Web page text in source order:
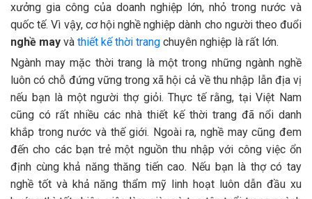
xưởng gia công của doanh nghiệp lớn, nhỏ trong nước và
quốc tế. Vì vậy, cơ hội nghề nghiệp dành cho người theo đuổi
nghề may và thiết kế thời trang chuyên nghiệp là rất lớn.
Ngành may mặc thời trang là một trong những ngành nghề
luôn có chỗ đứng vững trong xã hội cả về thu nhập lẫn địa vị
nếu bạn là một người thợ giỏi. Thực tế rằng, tại Việt Nam
cũng có rất nhiều các nhà thiết kế thời trang đã nổi danh
khắp trong nước và thế giới. Ngoài ra, nghề may cũng đem
đến cho các bạn trẻ một nguồn thu nhập với công việc ổn
định cùng khả năng thăng tiến cao. Nếu bạn là thợ có tay
nghề tốt và khả năng thẩm mỹ linh hoạt luôn dẫn đầu xu